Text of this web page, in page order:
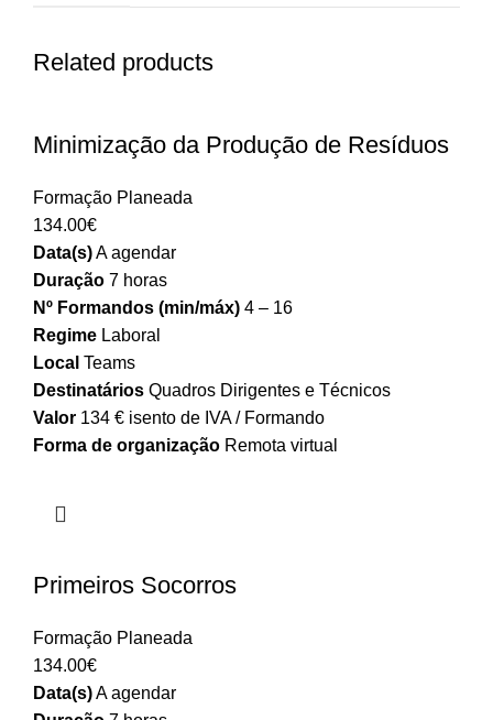
Related products
Minimização da Produção de Resíduos
Formação Planeada
134.00€
Data(s)A agendar
Duração 7 horas
Nº Formandos (min/máx) 4 – 16
Regime Laboral
Local Teams
Destinatários Quadros Dirigentes e Técnicos
Valor 134 € isento de IVA / Formando
Forma de organização Remota virtual
Primeiros Socorros
Formação Planeada
134.00€
Data(s)A agendar